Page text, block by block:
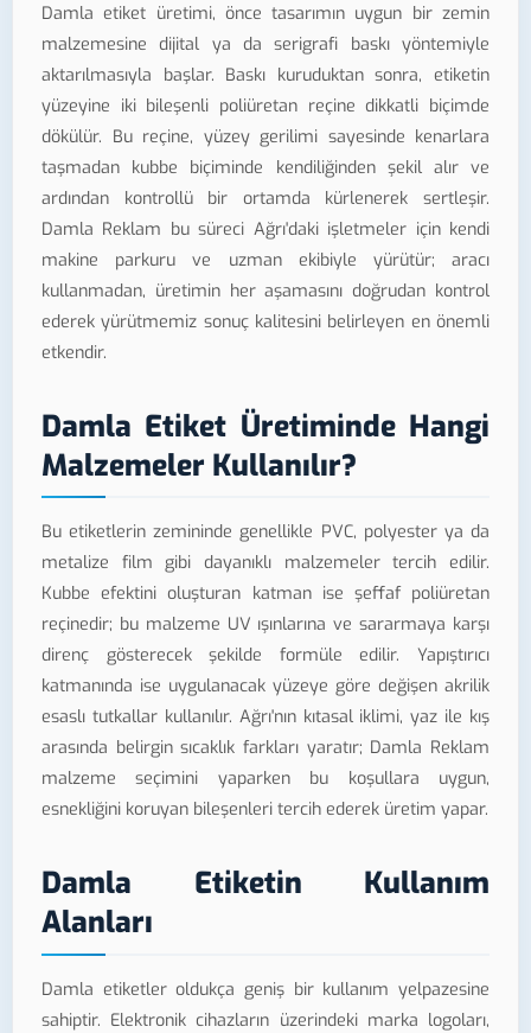
Damla etiket üretimi, önce tasarımın uygun bir zemin
malzemesine dijital ya da serigrafi baskı yöntemiyle
aktarılmasıyla başlar. Baskı kuruduktan sonra, etiketin
yüzeyine iki bileşenli poliüretan reçine dikkatli biçimde
dökülür. Bu reçine, yüzey gerilimi sayesinde kenarlara
taşmadan kubbe biçiminde kendiliğinden şekil alır ve
ardından kontrollü bir ortamda kürlenerek sertleşir.
Damla Reklam bu süreci Ağrı'daki işletmeler için kendi
makine parkuru ve uzman ekibiyle yürütür; aracı
kullanmadan, üretimin her aşamasını doğrudan kontrol
ederek yürütmemiz sonuç kalitesini belirleyen en önemli
etkendir.
Damla Etiket Üretiminde Hangi
Malzemeler Kullanılır?
Bu etiketlerin zemininde genellikle PVC, polyester ya da
metalize film gibi dayanıklı malzemeler tercih edilir.
Kubbe efektini oluşturan katman ise şeffaf poliüretan
reçinedir; bu malzeme UV ışınlarına ve sararmaya karşı
direnç gösterecek şekilde formüle edilir. Yapıştırıcı
katmanında ise uygulanacak yüzeye göre değişen akrilik
esaslı tutkallar kullanılır. Ağrı'nın kıtasal iklimi, yaz ile kış
arasında belirgin sıcaklık farkları yaratır; Damla Reklam
malzeme seçimini yaparken bu koşullara uygun,
esnekliğini koruyan bileşenleri tercih ederek üretim yapar.
Damla Etiketin Kullanım
Alanları
Damla etiketler oldukça geniş bir kullanım yelpazesine
sahiptir. Elektronik cihazların üzerindeki marka logoları,